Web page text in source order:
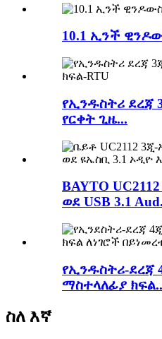
10.1 ኢንች
የኢንዱስትሪ ደረጃ
የርቀት ጊዜ...
BAYTO
ወደ USB 3.1
የኢንዱስትሪ-ደረጃ
ማስተላለፊያ
ስለ እኛ